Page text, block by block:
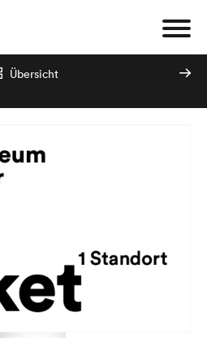
Übersicht